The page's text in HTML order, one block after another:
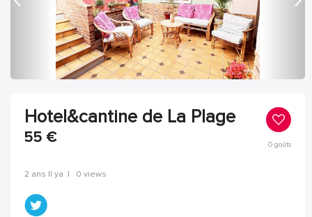
Hotel&cantine de La Plage
55 € 0goûts
2 ans Il ya | 0 views